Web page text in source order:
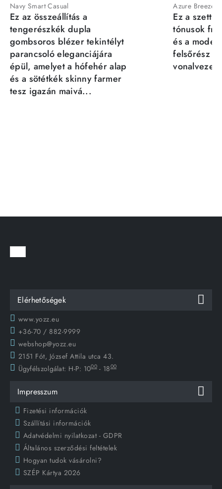
Navy Smart Casual
Ez az összeállítás a
tengerészkék dupla
gombsoros blézer tekintélyt
parancsoló eleganciájára
épül, amelyet a hófehér alap
és a sötétkék skinny farmer
tesz igazán maivá...
Azure Breeze
Ez a szett
tónusok
és a
felsőrész
Elérhetőségek
www.yozz.eu
+36-70 / 882-9999
webshop@yozz.eu
2151 Fót, József Attila utca 43.
Ügyfélszolgálat: H-P: 1000 - 1800
Impresszum
Fizetési információk
Szállítási információk
Adatvédelmi nyilatkozat - GDPR
Általános szerződési feltételek
Hogyan tudok vásárolni?
SZÉP Kártya 2026